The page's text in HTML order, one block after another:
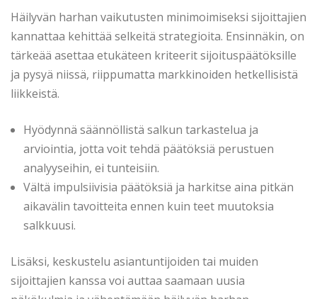
Häilyvän harhan vaikutusten minimoimiseksi sijoittajien
kannattaa kehittää selkeitä strategioita. Ensinnäkin, on
tärkeää asettaa etukäteen kriteerit sijoituspäätöksille
ja pysyä niissä, riippumatta markkinoiden hetkellisistä
liikkeistä.
Hyödynnä säännöllistä salkun tarkastelua ja
arviointia, jotta voit tehdä päätöksiä perustuen
analyyseihin, ei tunteisiin.
Vältä impulsiivisia päätöksiä ja harkitse aina pitkän
aikavälin tavoitteita ennen kuin teet muutoksia
salkkuusi.
Lisäksi, keskustelu asiantuntijoiden tai muiden
sijoittajien kanssa voi auttaa saamaan uusia